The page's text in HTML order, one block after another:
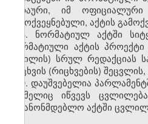
სათაური, იმ
გამოქვეყნებული, აქტის
8. ნორმატიულ აქტში
ნორმატიული აქტის
ნაწილის) სრულ რედაქციას
რიცხვის (რიცხვების)
9. დაუშვებელია
რომელიც იწვევს
საკანონმდებლო აქტში